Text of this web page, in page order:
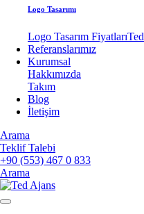
Logo Tasarımı
Logo Tasarım Fiyatları
Referanslarımız
Kurumsal
Hakkımızda
Takım
Blog
İletişim
Arama
Teklif Talebi
+90 (553) 467 0 833
Arama